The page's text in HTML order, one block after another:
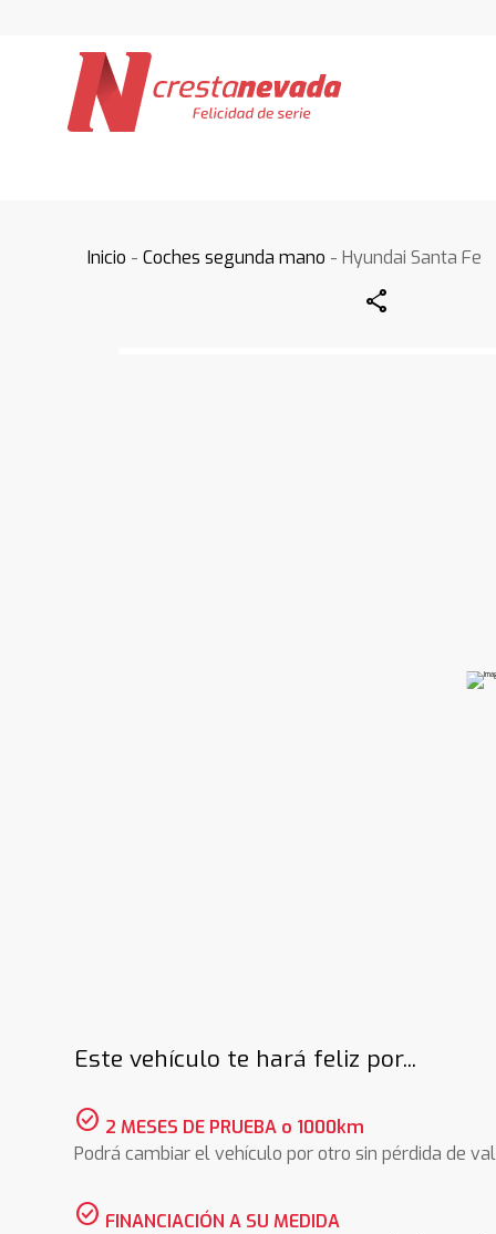
Inicio -Coches segunda mano - Hyundai Santa Fe
Share
Este vehículo te hará feliz por...
check_circle 2 MESES DE PRUEBA o 1000km
Podrá cambiar el vehículo por otro sin pérdida de
check_circle FINANCIACIÓN A SU MEDIDA